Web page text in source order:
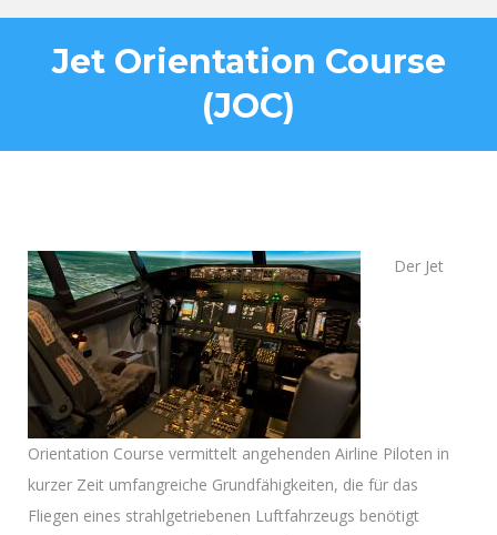
Jet Orientation Course
(JOC)
Der Jet
Orientation Course vermittelt angehenden Airline Piloten in
kurzer Zeit umfangreiche Grundfähigkeiten, die für das
Fliegen eines strahlgetriebenen Luftfahrzeugs benötigt